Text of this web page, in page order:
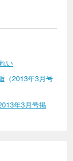
い
（2013年3月号
年3月号掲